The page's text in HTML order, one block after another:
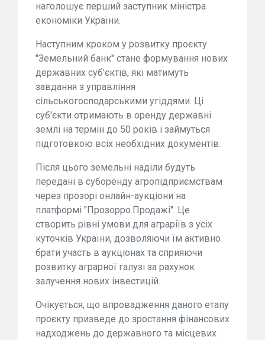
наголошує перший заступник міністра
економіки України.
Наступним кроком у розвитку проєкту
"Земельний банк" стане формування нових
державних суб'єктів, які матимуть
завдання з управління
сільськогосподарськими угіддями. Ці
суб'єкти отримають в оренду державні
землі на термін до 50 років і займуться
підготовкою всіх необхідних документів.
Після цього земельні наділи будуть
передані в суборенду агропідприємствам
через прозорі онлайн-аукціони на
платформі "Прозорро.Продажі". Це
створить рівні умови для аграріїв з усіх
куточків України, дозволяючи їм активно
брати участь в аукціонах та сприяючи
розвитку аграрної галузі за рахунок
залучення нових інвестицій.
Очікується, що впровадження даного етапу
проєкту призведе до зростання фінансових
надходжень до державного та місцевих